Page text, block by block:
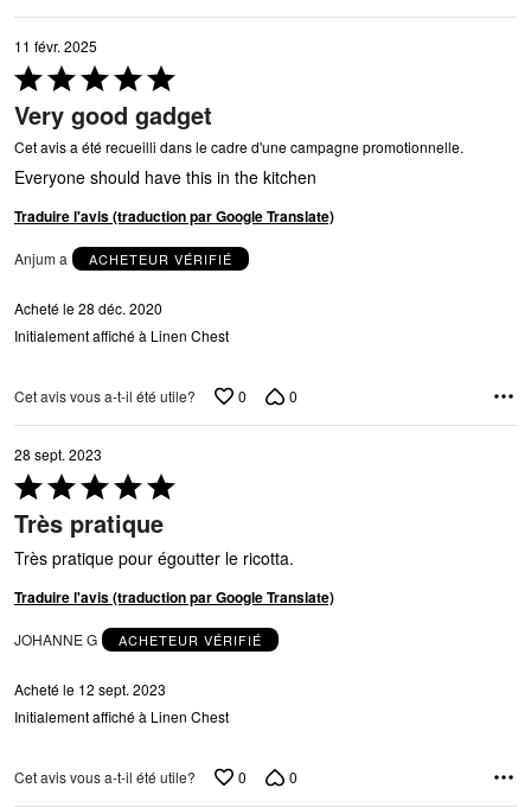
11 févr. 2025
Coté
5 sur
5
Very good gadget
Cet avis a été recueilli dans le cadre d'une campagne promotionnelle.
Everyone should have this in the kitchen
Traduire l'avis (traduction par Google Translate)
Anjum a ACHETEUR VÉRIFIÉ
Acheté le 28 déc. 2020
Initialement affiché à Linen Chest
Cet avis vous a-t-il été utile? 0 0
28 sept. 2023
Coté
5 sur
5
Très pratique
Très pratique pour égoutter le ricotta.
Traduire l'avis (traduction par Google Translate)
JOHANNE G ACHETEUR VÉRIFIÉ
Acheté le 12 sept. 2023
Initialement affiché à Linen Chest
Cet avis vous a-t-il été utile? 0 0